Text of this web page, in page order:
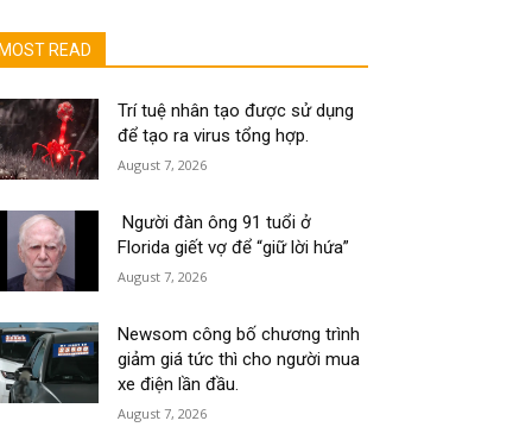
MOST READ
Trí tuệ nhân tạo được sử dụng
để tạo ra virus tổng hợp.
August 7, 2026
Người đàn ông 91 tuổi ở
Florida giết vợ để “giữ lời hứa”
August 7, 2026
Newsom công bố chương trình
giảm giá tức thì cho người mua
xe điện lần đầu.
August 7, 2026